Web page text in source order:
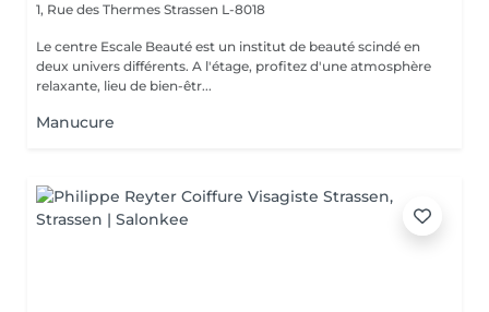
1, Rue des Thermes Strassen L-8018
Le centre Escale Beauté est un institut de beauté scindé en
deux univers différents. A l'étage, profitez d'une atmosphère
relaxante, lieu de bien-êtr...
Manucure